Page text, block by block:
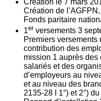
Création le 7 mars
Création de
Fonds paritaire
1er versements 3
Premiers
contribution des
mission 1 auprès
salariés et des
d’employeurs au
et au niveau des
2135‐28 I 1°) et 2°)